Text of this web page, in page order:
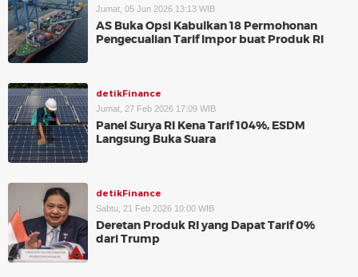
Jumat, 05 Jun 2026 13:13 WIB
AS Buka Opsi Kabulkan 18 Permohonan
Pengecualian Tarif Impor buat Produk RI
detikFinance
Jumat, 27 Feb 2026 17:09 WIB
Panel Surya RI Kena Tarif 104%, ESDM
Langsung Buka Suara
detikFinance
Sabtu, 21 Feb 2026 10:00 WIB
Deretan Produk RI yang Dapat Tarif 0%
dari Trump